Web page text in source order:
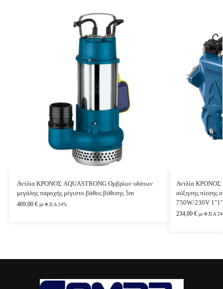
Αντλία ΚΡΟΝΟΣ AQUASTRONG Ομβρίων υδάτων
μεγάλης παροχής μέγιστο βάθος βύθισης 5m
469,00 € με Φ.Π.Α 24%
Αντλία ΚΡΟΝΟΣ
αύξησης πίεσης
750W/230V 1″1″
234,00 € με Φ.Π.Α